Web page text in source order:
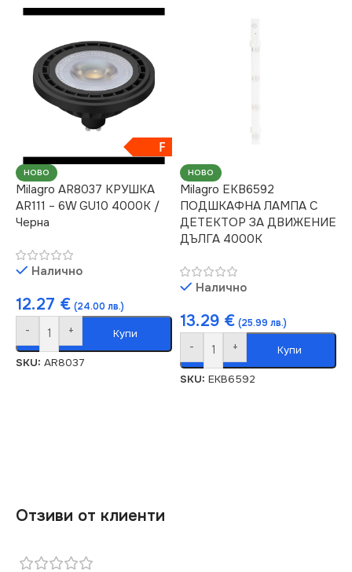
F
НОВО
Milagro AR8037 КРУШКА
AR111 – 6W GU10 4000K /
Черна
Налично
12.27 € (24.00 лв.)
- + Купи
SKU: AR8037
НОВО
Milagro EKB6592
ПОДШКАФНА ЛАМПА С
ДЕТЕКТОР ЗА ДВИЖЕНИЕ
ДЪЛГА 4000К
Налично
13.29 € (25.99 лв.)
- + Купи
SKU: EKB6592
Отзиви от клиенти